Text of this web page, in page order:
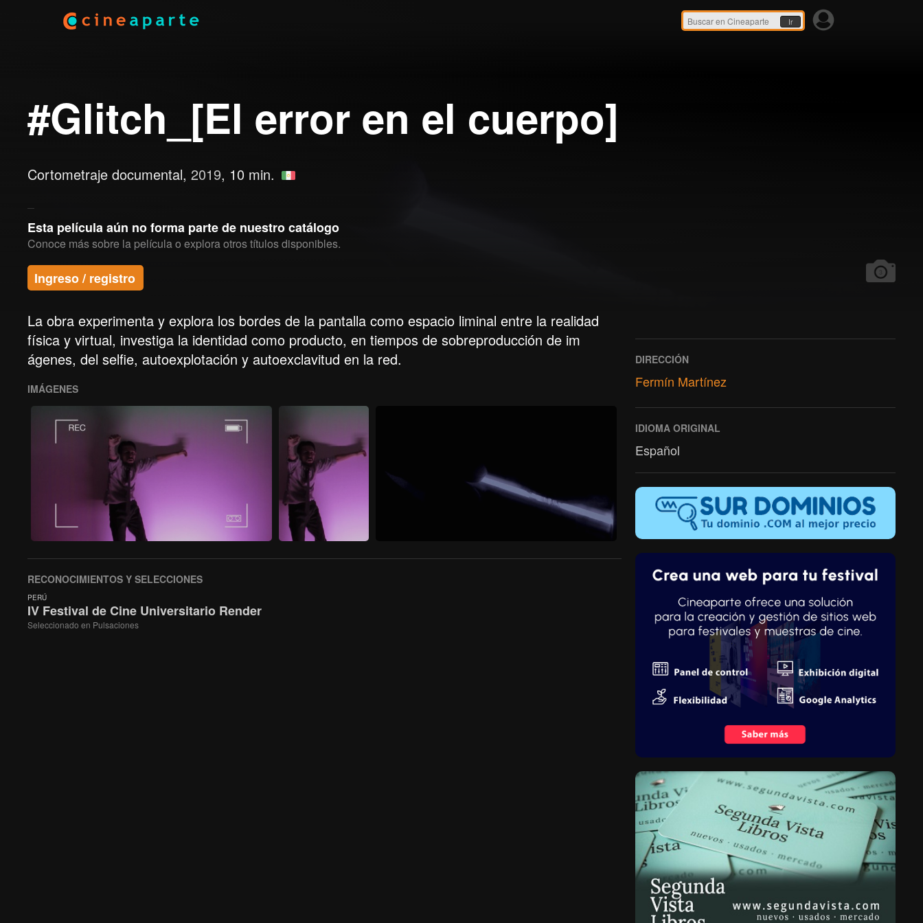
Ir
#Glitch_[El error en el cuerpo]
Cortometraje documental, 2019, 10 min.
Esta película aún no forma parte de nuestro catálogo
Conoce más sobre la película o explora otros títulos disponibles.
Ingreso / registro
La obra experimenta y explora los bordes de la pantalla como espacio liminal entre la realidad
física y virtual, investiga la identidad como producto, en tiempos de sobreproducción de im
ágenes, del selfie, autoexplotación y autoexclavitud en la red.
IMÁGENES
RECONOCIMIENTOS Y SELECCIONES
PERÚ
IV Festival de Cine Universitario Render
Seleccionado en Pulsaciones
DIRECCIÓN
Fermín Martínez
IDIOMA ORIGINAL
Español